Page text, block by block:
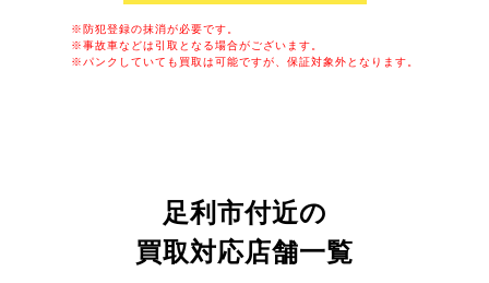
※防犯登録の抹消が必要です。
※事故車などは引取となる場合がございます。
※パンクしていても買取は可能ですが、保証対象外となります。
足利市付近の
買取対応店舗一覧